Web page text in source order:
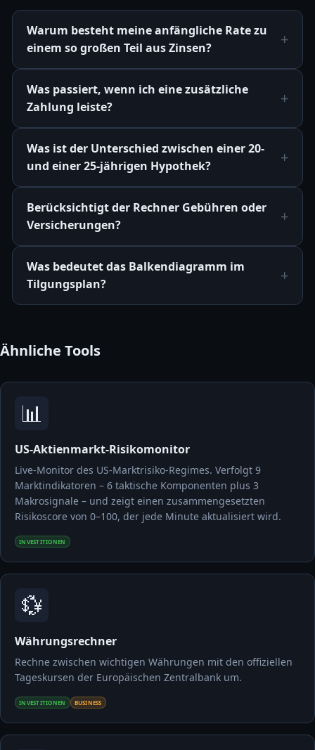
Warum besteht meine anfängliche Rate zu
einem so großen Teil aus Zinsen?
Was passiert, wenn ich eine zusätzliche
Zahlung leiste?
Was ist der Unterschied zwischen einer 20-
und einer 25-jährigen Hypothek?
Berücksichtigt der Rechner Gebühren oder
Versicherungen?
Was bedeutet das Balkendiagramm im
Tilgungsplan?
Ähnliche Tools
📊
US-Aktienmarkt-Risikomonitor
Live-Monitor des US-Marktrisiko-Regimes. Verfolgt 9
Marktindikatoren – 6 taktische Komponenten plus 3
Makrosignale – und zeigt einen zusammengesetzten
Risikoscore von 0–100, der jede Minute aktualisiert wird.
INVESTITIONEN
💱
Währungsrechner
Rechne zwischen wichtigen Währungen mit den offiziellen
Tageskursen der Europäischen Zentralbank um.
INVESTITIONEN BUSINESS